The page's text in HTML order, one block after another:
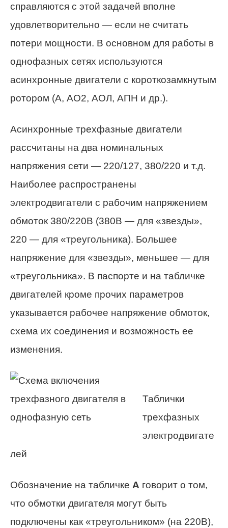
справляются с этой задачей вполне
удовлетворительно — если не считать
потери мощности. В основном для работы в
однофазных сетях используются
асинхронные двигатели с короткозамкнутым
ротором (А, АО2, АОЛ, АПН и др.).
Асинхронные трехфазные двигатели
рассчитаны на два номинальных
напряжения сети — 220/127, 380/220 и т.д.
Наиболее распространены
электродвигатели с рабочим напряжением
обмоток 380/220В (380В — для «звезды»,
220 — для «треугольника). Большее
напряжение для «звезды», меньшее — для
«треугольника». В паспорте и на табличке
двигателей кроме прочих параметров
указывается рабочее напряжение обмоток,
схема их соединения и возможность ее
изменения.
Таблички
трехфазных
электродвигате
лей
Обозначение на табличке А говорит о том,
что обмотки двигателя могут быть
подключены как «треугольником» (на 220В),